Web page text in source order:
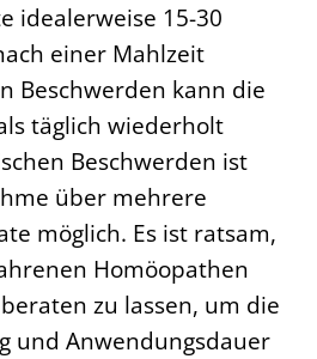
idealerweise 15-30
einer Mahlzeit
Beschwerden kann die
täglich wiederholt
Beschwerden ist
über mehrere
möglich. Es ist ratsam,
Homöopathen
zu lassen, um die
und Anwendungsdauer